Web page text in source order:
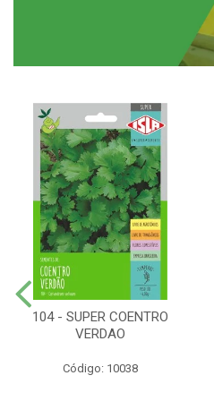
104 - SUPER COENTRO
VERDAO
Código: 10038